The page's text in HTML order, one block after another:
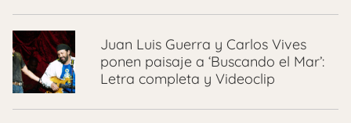
Juan Luis Guerra y Carlos Vives
ponen paisaje a ‘Buscando el Mar’:
Letra completa y Videoclip